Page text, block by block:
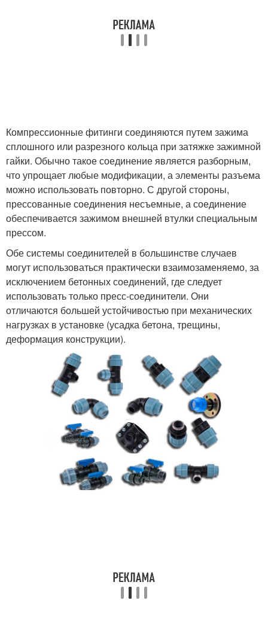
Компрессионные фитинги соединяются путем зажима
сплошного или разрезного кольца при затяжке зажимной
гайки. Обычно такое соединение является разборным,
что упрощает любые модификации, а элементы разъема
можно использовать повторно. С другой стороны,
прессованные соединения несъемные, а соединение
обеспечивается зажимом внешней втулки специальным
прессом.
Обе системы соединителей в большинстве случаев
могут использоваться практически взаимозаменяемо, за
исключением бетонных соединений, где следует
использовать только пресс-соединители. Они
отличаются большей устойчивостью при механических
нагрузках в установке (усадка бетона, трещины,
деформация конструкции).